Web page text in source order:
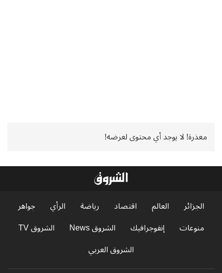
معذرة! لا يوجد أي محتوى لعرضه!
الجزائر العالم اقتصاد رياضة الرأي
جواهر
منوعات
إنفوجرافيك الشروق News
الشروق TV
الشروق العربي